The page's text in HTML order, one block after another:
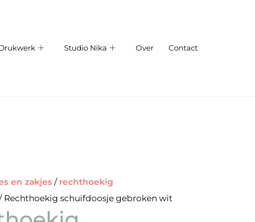
Studio Nika Over Contact
en zakjes / rechthoekig
Rechthoekig schuifdoosje gebroken wit